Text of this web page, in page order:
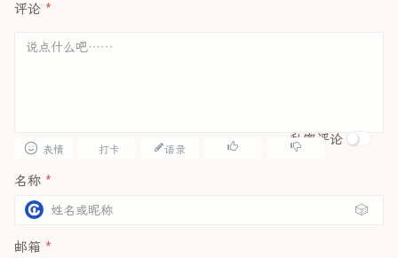
评论 *
表情 打卡 语录
私密评论
名称 *
🎲
邮箱 *